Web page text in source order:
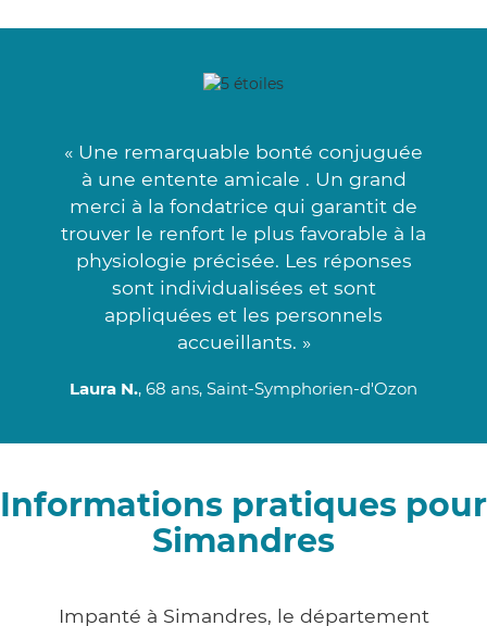
« Une remarquable bonté conjuguée
à une entente amicale . Un grand
merci à la fondatrice qui garantit de
trouver le renfort le plus favorable à la
physiologie précisée. Les réponses
sont individualisées et sont
appliquées et les personnels
accueillants. »
Laura N., 68 ans, Saint-Symphorien-d'Ozon
Informations pratiques pour
Simandres
Impanté à Simandres, le département